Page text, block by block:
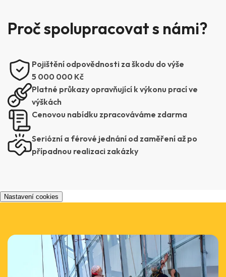
Proč spolupracovat s námi?
Pojištění odpovědnosti za škodu do výše
5 000 000 Kč
Platné průkazy opravňující k výkonu prací ve
výškách
Cenovou nabídku zpracováváme zdarma
Seriózní a férové jednání od zaměření až po
případnou realizaci zakázky
Nastavení cookies